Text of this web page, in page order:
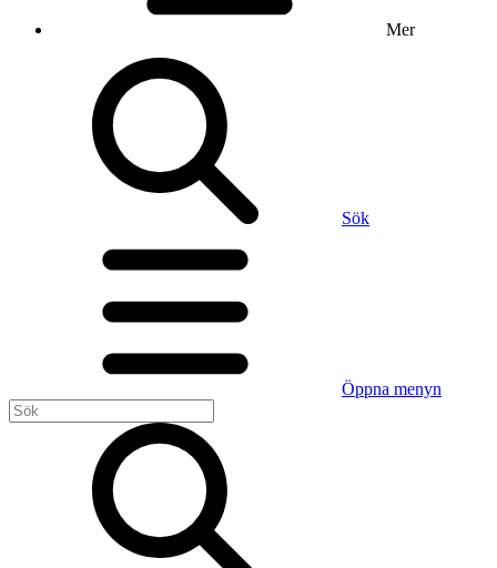
Mer
Sök
Öppna menyn